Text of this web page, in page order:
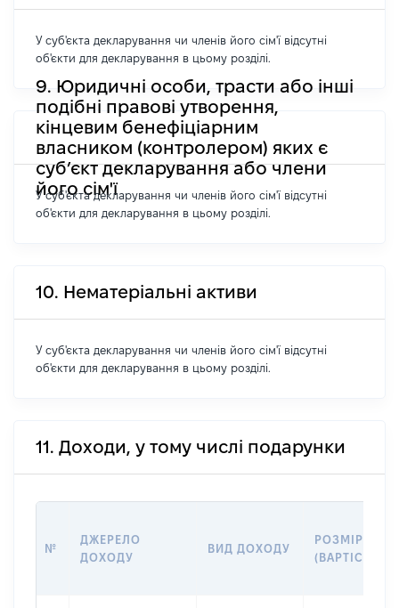
У суб'єкта декларування чи членів його сім'ї відсутні
об'єкти для декларування в цьому розділі.
9. Юридичні особи, трасти або інші
подібні правові утворення,
кінцевим бенефіціарним
власником (контролером) яких є
суб’єкт декларування або члени
його сім'ї
У суб'єкта декларування чи членів його сім'ї відсутні
об'єкти для декларування в цьому розділі.
10. Нематеріальні активи
У суб'єкта декларування чи членів його сім'ї відсутні
об'єкти для декларування в цьому розділі.
11. Доходи, у тому числі подарунки
№
ДЖЕРЕЛО
ДОХОДУ
ВИД ДОХОДУ
РОЗМІР
(ВАРТІСТЬ)